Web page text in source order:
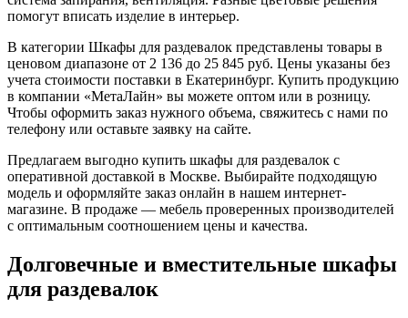
помогут вписать изделие в интерьер.
В категории Шкафы для раздевалок представлены товары в
ценовом диапазоне от 2 136 до 25 845 руб. Цены указаны без
учета стоимости поставки в Екатеринбург. Купить продукцию
в компании «МетаЛайн» вы можете оптом или в розницу.
Чтобы оформить заказ нужного объема, свяжитесь с нами по
телефону или оставьте заявку на сайте.
Предлагаем выгодно купить шкафы для раздевалок с
оперативной доставкой в Москве. Выбирайте подходящую
модель и оформляйте заказ онлайн в нашем интернет-
магазине. В продаже — мебель проверенных производителей
с оптимальным соотношением цены и качества.
Долговечные и вместительные шкафы
для раздевалок